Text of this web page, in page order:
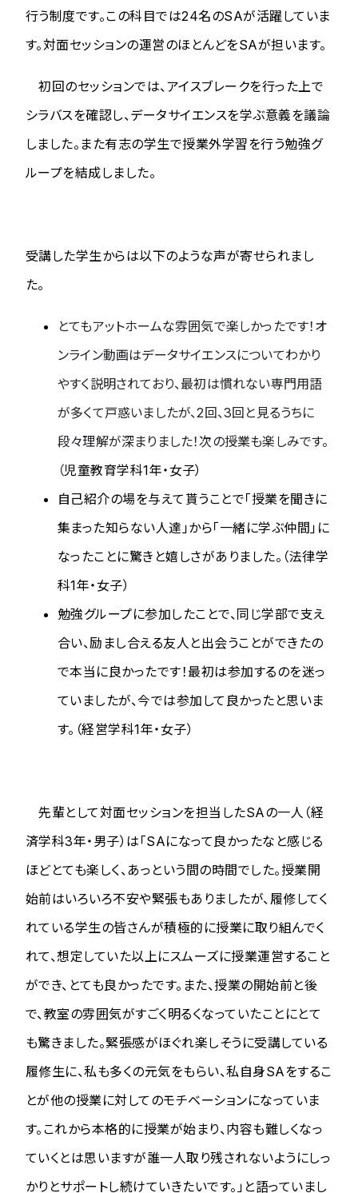
行う制度です。この科目では24名のSAが活躍していま
す。対面セッションの運営のほとんどをSAが担います。
初回のセッションでは、アイスブレークを行った上で
シラバスを確認し、データサイエンスを学ぶ意義を議論
しました。また有志の学生で授業外学習を行う勉強グ
ループを結成しました。
受講した学生からは以下のような声が寄せられまし
た。
とてもアットホームな雰囲気で楽しかったです！オ
ンライン動画はデータサイエンスについてわかり
やすく説明されており、最初は慣れない専門用語
が多くて戸惑いましたが、2回、3回と見るうちに
段々理解が深まりました！次の授業も楽しみです。
（児童教育学科1年・女子）
自己紹介の場を与えて貰うことで「授業を聞きに
集まった知らない人達」から「一緒に学ぶ仲間」に
なったことに驚きと嬉しさがありました。（法律学
科1年・女子）
勉強グループに参加したことで、同じ学部で支え
合い、励まし合える友人と出会うことができたの
で本当に良かったです！最初は参加するのを迷っ
ていましたが、今では参加して良かったと思いま
す。（経営学科1年・女子）
先輩として対面セッションを担当したSAの一人（経
済学科3年・男子）は「SAになって良かったなと感じる
ほどとても楽しく、あっという間の時間でした。授業開
始前はいろいろ不安や緊張もありましたが、履修してく
れている学生の皆さんが積極的に授業に取り組んでく
れて、想定していた以上にスムーズに授業運営すること
ができ、とても良かったです。また、授業の開始前と後
で、教室の雰囲気がすごく明るくなっていたことにとて
も驚きました。緊張感がほぐれ楽しそうに受講している
履修生に、私も多くの元気をもらい、私自身SAをするこ
とが他の授業に対してのモチベーションになっていま
す。これから本格的に授業が始まり、内容も難しくなっ
ていくとは思いますが誰一人取り残されないようにしっ
かりとサポートし続けていきたいです。」と語っていまし